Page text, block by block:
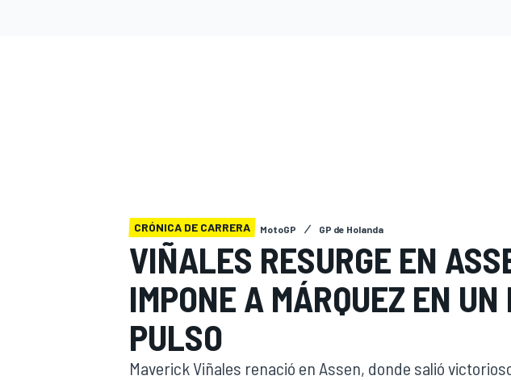
CRÓNICA DE CARRERA MotoGP GP de Holanda
VIÑALES RESURGE EN
IMPONE A MÁRQUEZ EN
PULSO
Maverick Viñales renació en Assen, donde salió